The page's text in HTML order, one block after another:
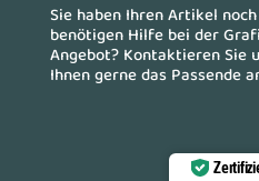
Sie haben Ihren Artikel
benötigen Hilfe bei der
Angebot? Kontaktieren Sie
Ihnen gerne das Passende